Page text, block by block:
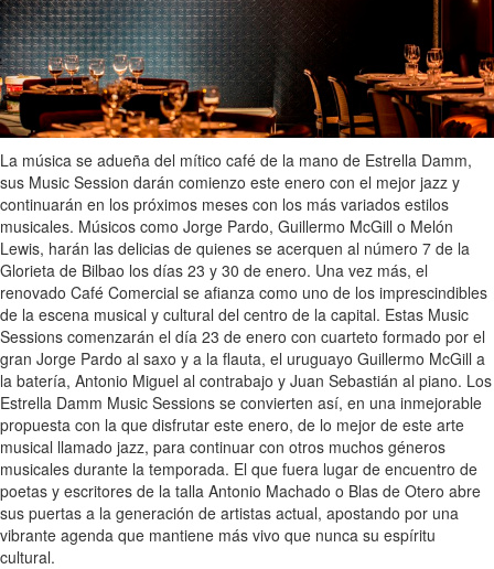
La música se adueña del mítico café de la mano de Estrella Damm,
sus Music Session darán comienzo este enero con el mejor jazz y
continuarán en los próximos meses con los más variados estilos
musicales. Músicos como Jorge Pardo, Guillermo McGill o Melón
Lewis, harán las delicias de quienes se acerquen al número 7 de la
Glorieta de Bilbao los días 23 y 30 de enero. Una vez más, el
renovado Café Comercial se afianza como uno de los imprescindibles
de la escena musical y cultural del centro de la capital. Estas Music
Sessions comenzarán el día 23 de enero con cuarteto formado por el
gran Jorge Pardo al saxo y a la flauta, el uruguayo Guillermo McGill a
la batería, Antonio Miguel al contrabajo y Juan Sebastián al piano. Los
Estrella Damm Music Sessions se convierten así, en una inmejorable
propuesta con la que disfrutar este enero, de lo mejor de este arte
musical llamado jazz, para continuar con otros muchos géneros
musicales durante la temporada. El que fuera lugar de encuentro de
poetas y escritores de la talla Antonio Machado o Blas de Otero abre
sus puertas a la generación de artistas actual, apostando por una
vibrante agenda que mantiene más vivo que nunca su espíritu
cultural.